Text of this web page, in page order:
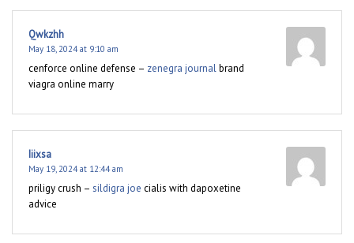
Qwkzhh
May 18, 2024 at 9:10 am
cenforce online defense – zenegra journalbrand
viagra online marry
Iiixsa
May 19, 2024 at 12:44 am
priligy crush – sildigra joe cialis with dapoxetine
advice